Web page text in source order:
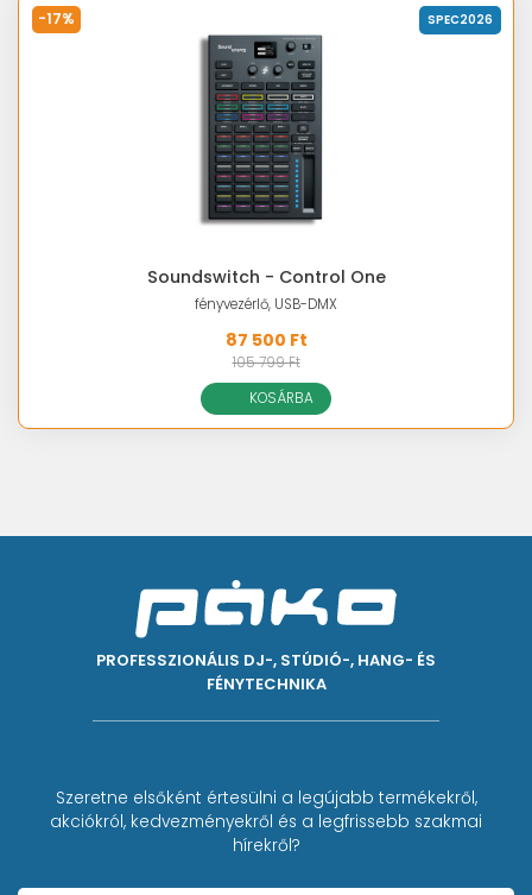
-17% SPEC2026
Soundswitch - Control One
fényvezérlő, USB-DMX
87 500 Ft
105 799 Ft
KOSÁRBA
PROFESSZIONÁLIS DJ-, STÚDIÓ-, HANG- ÉS
FÉNYTECHNIKA
Szeretne elsőként értesülni a legújabb termékekről,
akciókról, kedvezményekről és a legfrissebb szakmai
hírekről?